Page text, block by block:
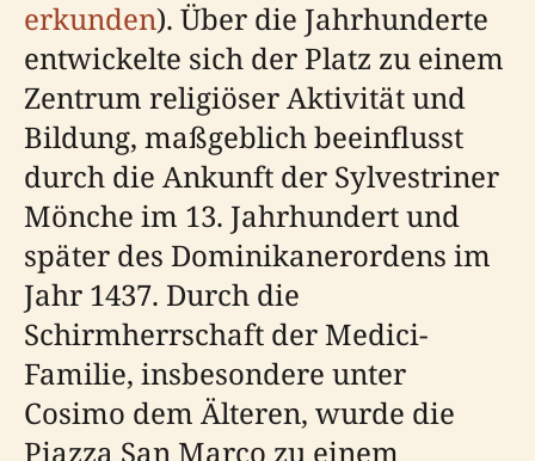
erkunden). Über die Jahrhunderte
entwickelte sich der Platz zu einem
Zentrum religiöser Aktivität und
Bildung, maßgeblich beeinflusst
durch die Ankunft der Sylvestriner
Mönche im 13. Jahrhundert und
später des Dominikanerordens im
Jahr 1437. Durch die
Schirmherrschaft der Medici-
Familie, insbesondere unter
Cosimo dem Älteren, wurde die
Piazza San Marco zu einem